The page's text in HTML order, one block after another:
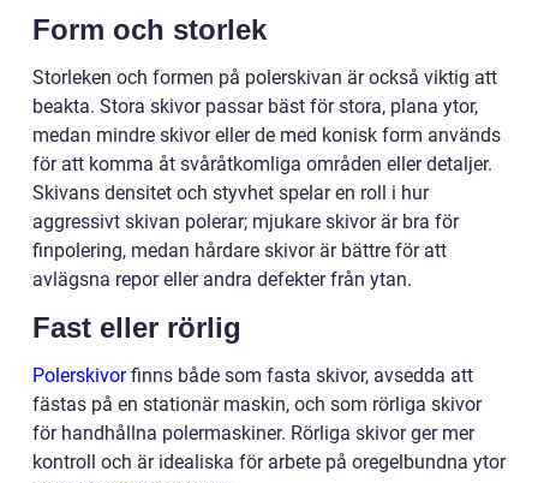
Form och storlek
Storleken och formen på polerskivan är också viktig att
beakta. Stora skivor passar bäst för stora, plana ytor,
medan mindre skivor eller de med konisk form används
för att komma åt svåråtkomliga områden eller detaljer.
Skivans densitet och styvhet spelar en roll i hur
aggressivt skivan polerar; mjukare skivor är bra för
finpolering, medan hårdare skivor är bättre för att
avlägsna repor eller andra defekter från ytan.
Fast eller rörlig
Polerskivorfinns både som fasta skivor, avsedda att
fästas på en stationär maskin, och som rörliga skivor
för handhållna polermaskiner. Rörliga skivor ger mer
kontroll och är idealiska för arbete på oregelbundna ytor